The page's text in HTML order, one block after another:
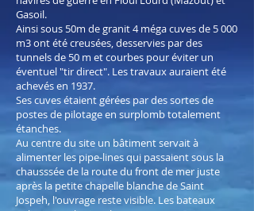
Gasoil.
Ainsi sous 50m de granit 4 méga cuves de 5 000
m3 ont été creusées, desservies par des
tunnels de 50 m et courbes pour éviter un
éventuel "tir direct". Les travaux auraient été
achevés en 1937.
Ses cuves étaient gérées par des sortes de
postes de pilotage en surplomb totalement
étanches.
Au centre du site un bâtiment servait à
alimenter les pipe-lines qui passaient sous la
chausssée de la route du front de mer juste
après la petite chapelle blanche de Saint
Jospeh, l'ouvrage reste visible. Les bateaux